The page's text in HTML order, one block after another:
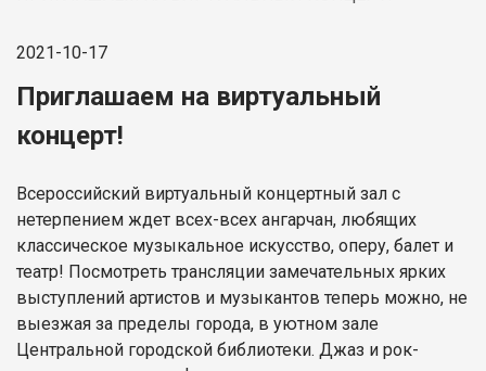
2021-10-17
Приглашаем на виртуальный
концерт!
Всероссийский виртуальный концертный зал с
нетерпением ждет всех-всех ангарчан, любящих
классическое музыкальное искусство, оперу, балет и
театр! Посмотреть трансляции замечательных ярких
выступлений артистов и музыкантов теперь можно, не
выезжая за пределы города, в уютном зале
Центральной городской библиотеки. Джаз и рок-